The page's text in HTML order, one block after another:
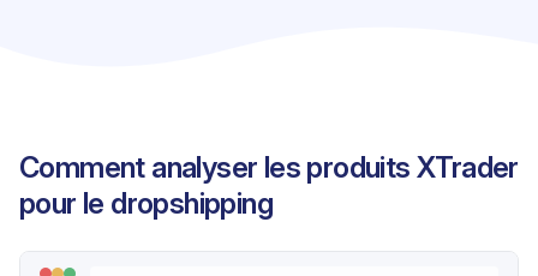
Comment analyser les produits XTrader
pour le dropshipping